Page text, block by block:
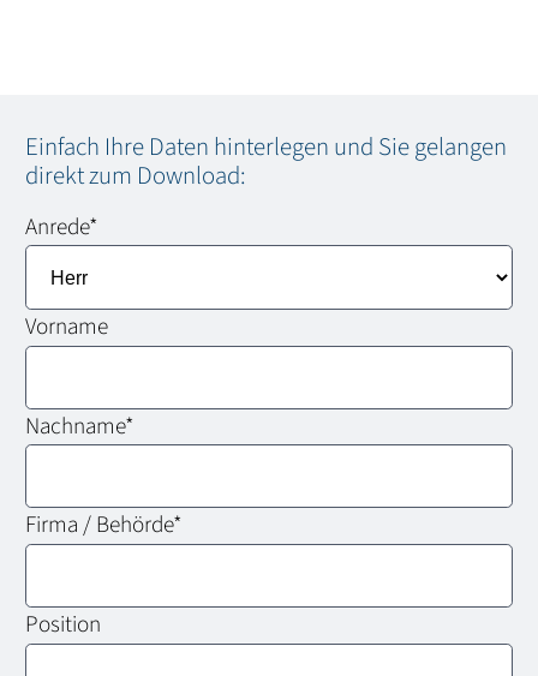
Einfach Ihre Daten hinterlegen und Sie gelangen
direkt zum Download:
Anrede*
Vorname
Nachname*
Firma / Behörde*
Position